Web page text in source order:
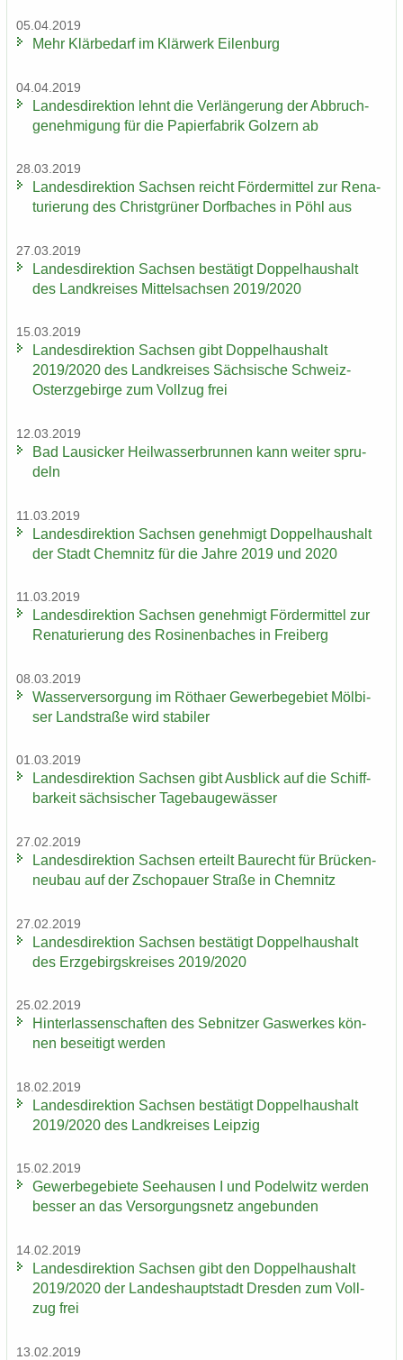
05.04.2019
Mehr Klär­be­darf im Klär­werk Ei­len­burg
04.04.2019
Lan­des­di­rek­ti­on lehnt die Ver­län­ge­rung der Ab­bruch­
ge­neh­mi­gung für die Pa­pier­fa­brik Golz­ern ab
28.03.2019
Lan­des­di­rek­ti­on Sach­sen reicht För­der­mit­tel zur Re­na­
tu­rie­rung des Christ­grü­ner Dorf­ba­ches in Pöhl aus
27.03.2019
Lan­des­di­rek­ti­on Sach­sen be­stä­tigt Dop­pel­haus­halt
des Land­krei­ses Mit­tel­sach­sen 2019/2020
15.03.2019
Lan­des­di­rek­ti­on Sach­sen gibt Dop­pel­haus­halt
2019/2020 des Land­krei­ses Säch­si­sche Schweiz-​
Osterzgebirge zum Voll­zug frei
12.03.2019
Bad Lau­si­cker Heil­was­ser­brun­nen kann wei­ter spru­
deln
11.03.2019
Lan­des­di­rek­ti­on Sach­sen ge­neh­migt Dop­pel­haus­halt
der Stadt Chem­nitz für die Jahre 2019 und 2020
11.03.2019
Lan­des­di­rek­ti­on Sach­sen ge­neh­migt För­der­mit­tel zur
Re­na­tu­rie­rung des Ro­si­nen­ba­ches in Frei­berg
08.03.2019
Was­ser­ver­sor­gung im Rö­tha­er Ge­wer­be­ge­biet Möl­bi­
ser Land­stra­ße wird sta­bi­ler
01.03.2019
Lan­des­di­rek­ti­on Sach­sen gibt Aus­blick auf die Schiff­
bar­keit säch­si­scher Ta­ge­bau­ge­wäs­ser
27.02.2019
Lan­des­di­rek­ti­on Sach­sen er­teilt Bau­recht für Brü­cken­
neu­bau auf der Zscho­pau­er Stra­ße in Chem­nitz
27.02.2019
Lan­des­di­rek­ti­on Sach­sen be­stä­tigt Dop­pel­haus­halt
des Erz­ge­birgs­krei­ses 2019/2020
25.02.2019
Hin­ter­las­sen­schaf­ten des Seb­nit­zer Gas­wer­kes kön­
nen be­sei­tigt wer­den
18.02.2019
Lan­des­di­rek­ti­on Sach­sen be­stä­tigt Dop­pel­haus­halt
2019/2020 des Land­krei­ses Leip­zig
15.02.2019
Ge­wer­be­ge­bie­te See­hau­sen I und Po­del­witz wer­den
bes­ser an das Ver­sor­gungs­netz an­ge­bun­den
14.02.2019
Lan­des­di­rek­ti­on Sach­sen gibt den Dop­pel­haus­halt
2019/2020 der Lan­des­haupt­stadt Dres­den zum Voll­
zug frei
13.02.2019